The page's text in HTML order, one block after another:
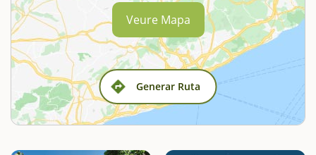
Generar Ruta
Veure Mapa